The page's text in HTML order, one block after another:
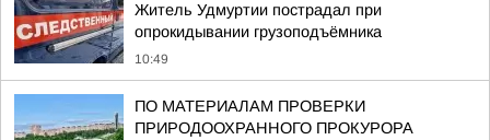
Житель Удмуртии пострадал при
опрокидывании грузоподъёмника
10:49
ПО МАТЕРИАЛАМ ПРОВЕРКИ
ПРИРОДООХРАННОГО ПРОКУРОРА